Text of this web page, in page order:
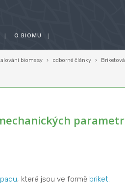
| O BIOMU |
biomasy › odborné články ›
, které jsou ve formě briket.